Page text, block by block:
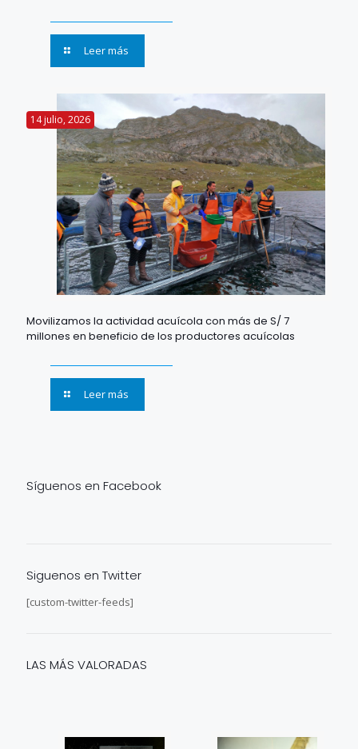
Leer más
14 julio, 2026
Movilizamos la actividad acuícola con más de S/ 7
millones en beneficio de los productores acuícolas
Leer más
Síguenos en Facebook
Siguenos en Twitter
[custom-twitter-feeds]
LAS MÁS VALORADAS